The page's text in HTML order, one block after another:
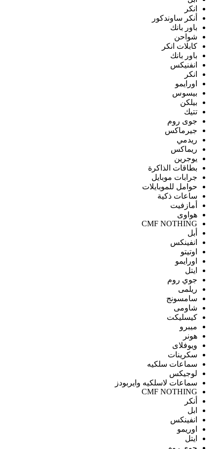
انكر
أنكر ساوندكور
باور بانك
شواحن
كابلات انكر
باور بانك
انفنيكس
انكر
اورايمو
بيسوس
بيلكن
تتيك
جوى روم
جيرماكس
ريدمي
ريماكس
يوجرين
بطاقات الذاكرة
جرابات موبايل
حوامل للموبايلات
ساعات ذكية
أمازفيت
هواوى
CMF NOTHING
أبل
انفينكس
اوتيتو
اورايمو
ايتل
جوي روم
ريلمى
سامسونج
شاومى
كيسليكت
ميبرو
هونر
ويوفلاى
سكرينات
سماعات سلكيه
لوجيكس
سماعات لاسلكيه وايربودز
CMF NOTHING
أنكر
ابل
انفينكس
اوريمو
ايتل